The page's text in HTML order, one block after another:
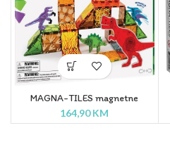
MAGNA-TILES magnetne
pločice – DINO WORLD 40
KOMADA
164,90KM